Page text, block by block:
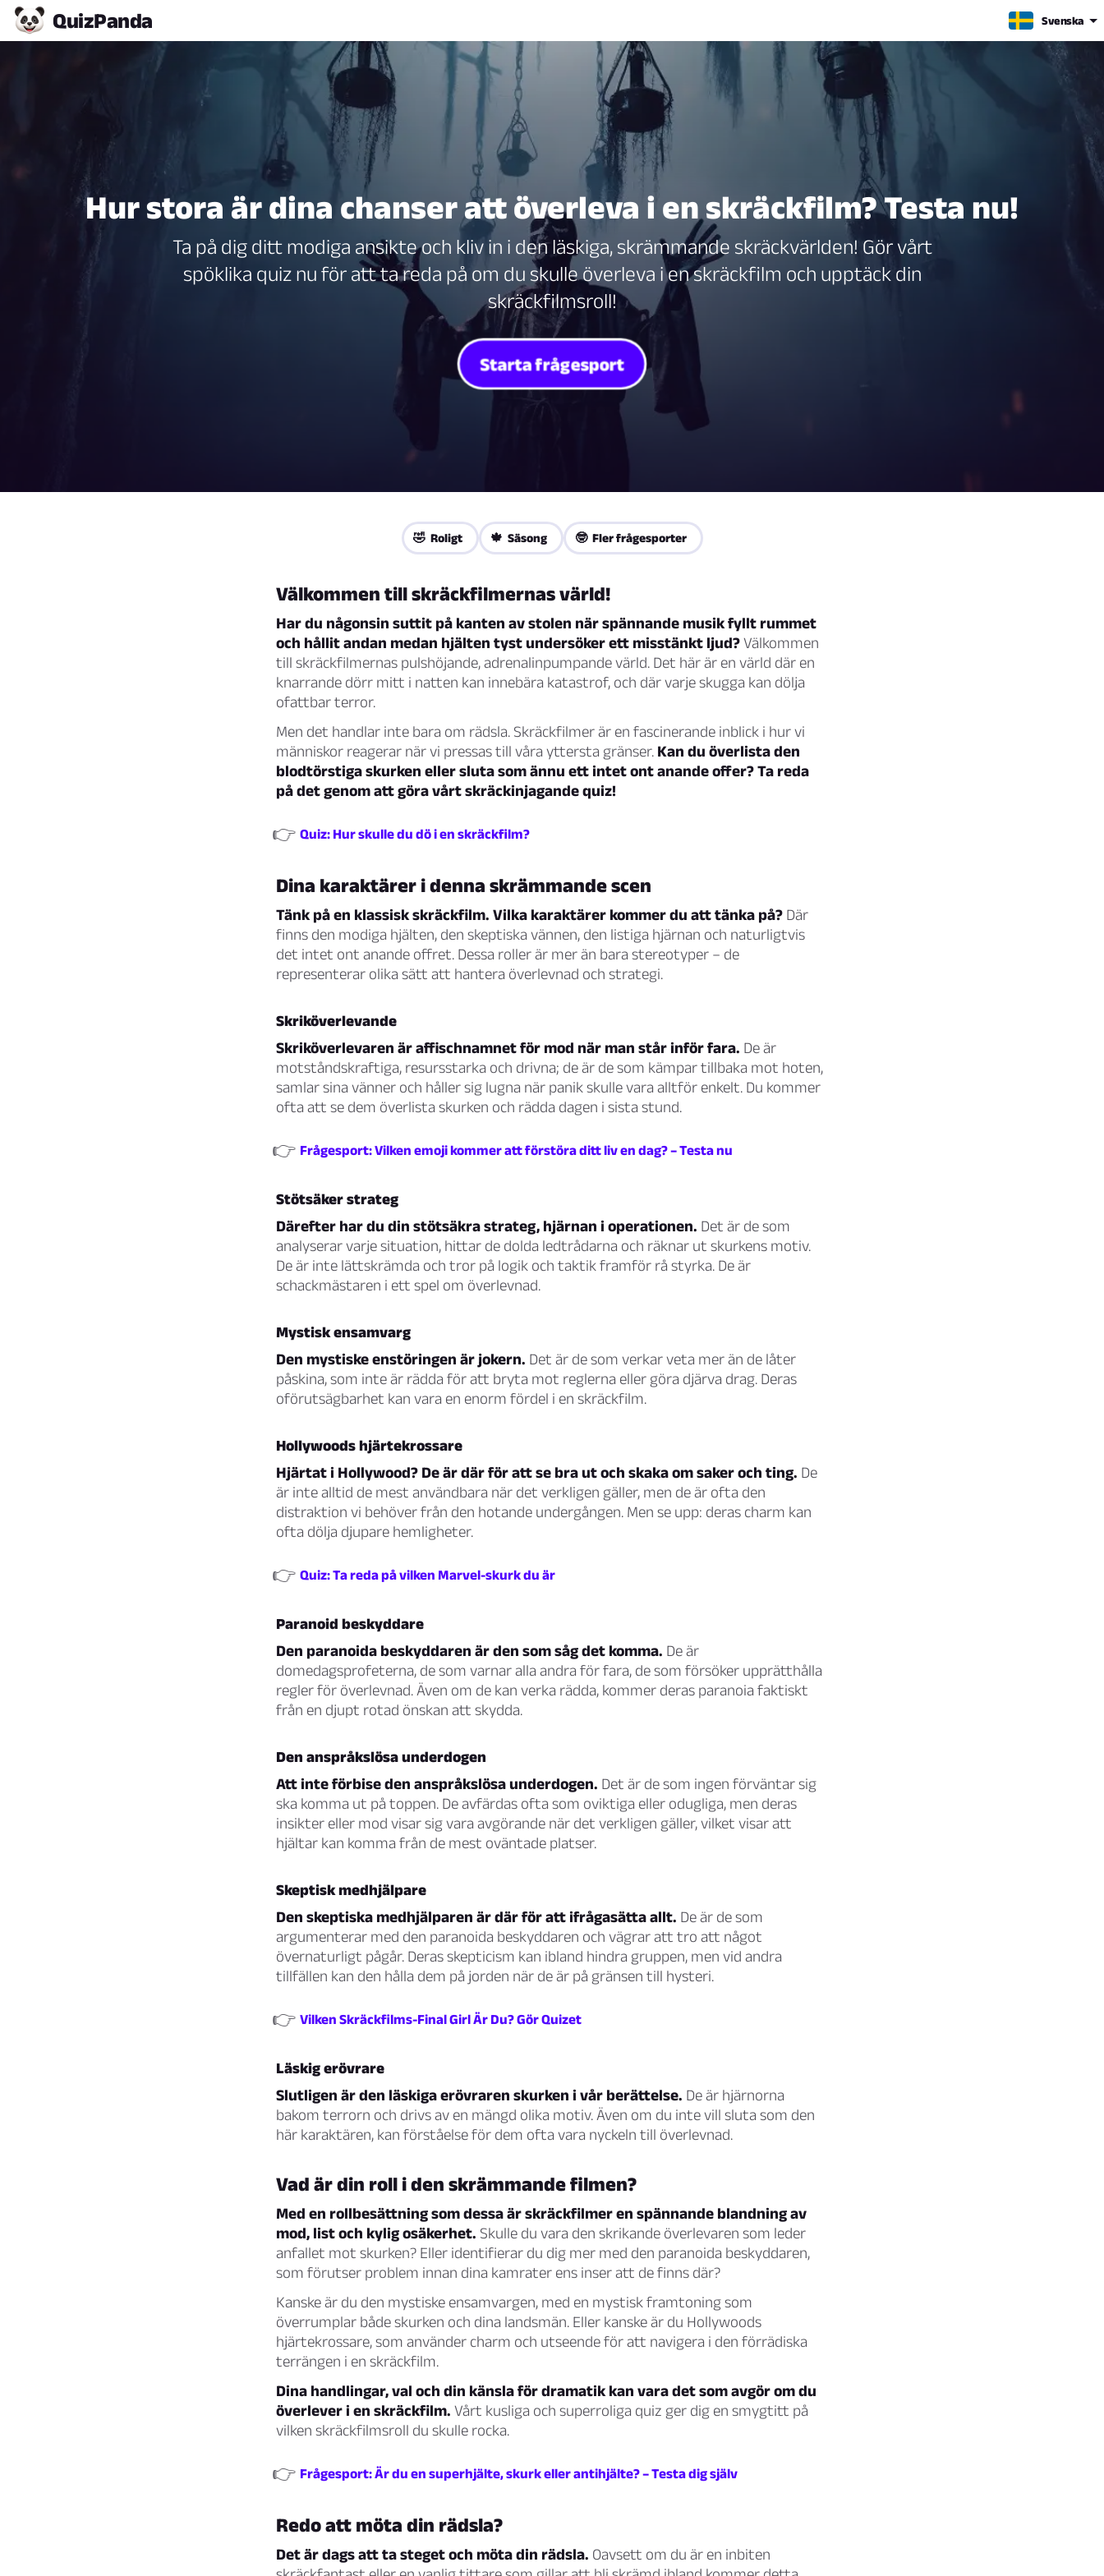
QuizPanda Svenska
Hur stora är dina chanser att överleva i en skräckfilm? Testa nu!
Ta på dig ditt modiga ansikte och kliv in i den läskiga, skrämmande skräckvärlden! Gör vårt
spöklika quiz nu för att ta reda på om du skulle överleva i en skräckfilm och upptäck din
skräckfilmsroll!
Starta frågesport
🤣 Roligt 🍁 Säsong 🤓 Fler frågesporter
Välkommen till skräckfilmernas värld!
Har du någonsin suttit på kanten av stolen när spännande musik fyllt rummet
och hållit andan medan hjälten tyst undersöker ett misstänkt ljud?Välkommen
till skräckfilmernas pulshöjande, adrenalinpumpande värld. Det här är en värld där en
knarrande dörr mitt i natten kan innebära katastrof, och där varje skugga kan dölja
ofattbar terror.
Men det handlar inte bara om rädsla. Skräckfilmer är en fascinerande inblick i hur vi
människor reagerar när vi pressas till våra yttersta gränser. Kan du överlista den
blodtörstiga skurken eller sluta som ännu ett intet ont anande offer? Ta reda
på det genom att göra vårt skräckinjagande quiz!
👉 Quiz: Hur skulle du dö i en skräckfilm?
Dina karaktärer i denna skrämmande scen
Tänk på en klassisk skräckfilm. Vilka karaktärer kommer du att tänka på? Där
finns den modiga hjälten, den skeptiska vännen, den listiga hjärnan och naturligtvis
det intet ont anande offret. Dessa roller är mer än bara stereotyper – de
representerar olika sätt att hantera överlevnad och strategi.
Skriköverlevande
Skriköverlevaren är affischnamnet för mod när man står inför fara. De är
motståndskraftiga, resursstarka och drivna; de är de som kämpar tillbaka mot hoten,
samlar sina vänner och håller sig lugna när panik skulle vara alltför enkelt. Du kommer
ofta att se dem överlista skurken och rädda dagen i sista stund.
👉 Frågesport: Vilken emoji kommer att förstöra ditt liv en dag? – Testa nu
Stötsäker strateg
Därefter har du din stötsäkra strateg, hjärnan i operationen. Det är de som
analyserar varje situation, hittar de dolda ledtrådarna och räknar ut skurkens motiv.
De är inte lättskrämda och tror på logik och taktik framför rå styrka. De är
schackmästaren i ett spel om överlevnad.
Mystisk ensamvarg
Den mystiske enstöringen är jokern. Det är de som verkar veta mer än de låter
påskina, som inte är rädda för att bryta mot reglerna eller göra djärva drag. Deras
oförutsägbarhet kan vara en enorm fördel i en skräckfilm.
Hollywoods hjärtekrossare
Hjärtat i Hollywood? De är där för att se bra ut och skaka om saker och ting. De
är inte alltid de mest användbara när det verkligen gäller, men de är ofta den
distraktion vi behöver från den hotande undergången. Men se upp: deras charm kan
ofta dölja djupare hemligheter.
👉 Quiz: Ta reda på vilken Marvel-skurk du är
Paranoid beskyddare
Den paranoida beskyddaren är den som såg det komma. De är
domedagsprofeterna, de som varnar alla andra för fara, de som försöker upprätthålla
regler för överlevnad. Även om de kan verka rädda, kommer deras paranoia faktiskt
från en djupt rotad önskan att skydda.
Den anspråkslösa underdogen
Att inte förbise den anspråkslösa underdogen. Det är de som ingen förväntar sig
ska komma ut på toppen. De avfärdas ofta som oviktiga eller odugliga, men deras
insikter eller mod visar sig vara avgörande när det verkligen gäller, vilket visar att
hjältar kan komma från de mest oväntade platser.
Skeptisk medhjälpare
Den skeptiska medhjälparen är där för att ifrågasätta allt. De är de som
argumenterar med den paranoida beskyddaren och vägrar att tro att något
övernaturligt pågår. Deras skepticism kan ibland hindra gruppen, men vid andra
tillfällen kan den hålla dem på jorden när de är på gränsen till hysteri.
👉 Vilken Skräckfilms-Final Girl Är Du? Gör Quizet
Läskig erövrare
Slutligen är den läskiga erövraren skurken i vår berättelse. De är hjärnorna
bakom terrorn och drivs av en mängd olika motiv. Även om du inte vill sluta som den
här karaktären, kan förståelse för dem ofta vara nyckeln till överlevnad.
Vad är din roll i den skrämmande filmen?
Med en rollbesättning som dessa är skräckfilmer en spännande blandning av
mod, list och kylig osäkerhet. Skulle du vara den skrikande överlevaren som leder
anfallet mot skurken? Eller identifierar du dig mer med den paranoida beskyddaren,
som förutser problem innan dina kamrater ens inser att de finns där?
Kanske är du den mystiske ensamvargen, med en mystisk framtoning som
överrumplar både skurken och dina landsmän. Eller kanske är du Hollywoods
hjärtekrossare, som använder charm och utseende för att navigera i den förrädiska
terrängen i en skräckfilm.
Dina handlingar, val och din känsla för dramatik kan vara det som avgör om du
överlever i en skräckfilm. Vårt kusliga och superroliga quiz ger dig en smygtitt på
vilken skräckfilmsroll du skulle rocka.
👉 Frågesport: Är du en superhjälte, skurk eller antihjälte? – Testa dig själv
Redo att möta din rädsla?
Det är dags att ta steget och möta din rädsla. Oavsett om du är en inbiten